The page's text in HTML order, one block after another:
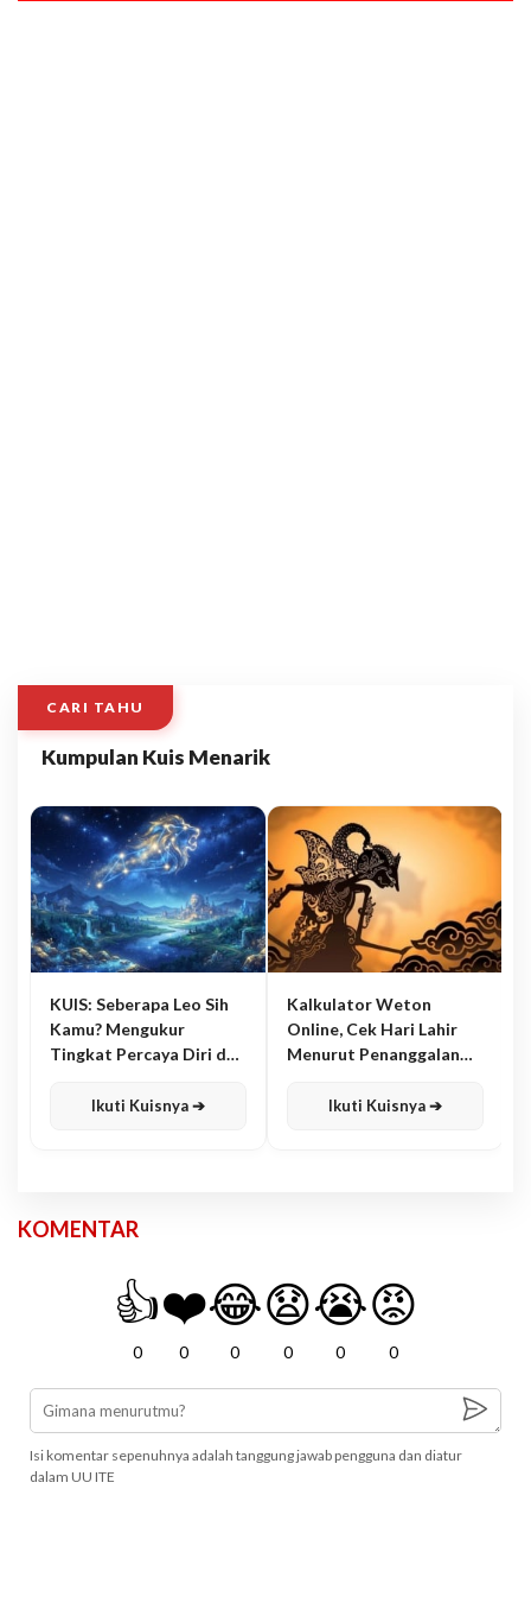
CARI TAHU
Kumpulan Kuis Menarik
KUIS: Seberapa Leo Sih
Kamu? Mengukur
Tingkat Percaya Diri dan
Ikuti Kuisnya ➔
Kalkulator Weton
Online, Cek Hari Lahir
Menurut Penanggalan
Ikuti Kuisnya ➔
KOMENTAR
👍
0
❤️
0
😂
0
😧
0
😭
0
😡
0
Isi komentar sepenuhnya adalah tanggung jawab pengguna dan diatur
dalam UU ITE